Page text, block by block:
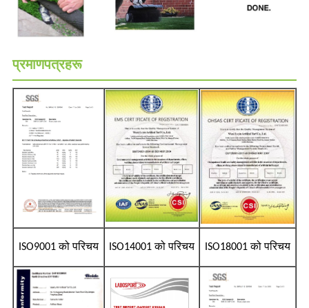
प्रमाणपत्रहरू
ISO9001 को परिचय ISO14001 को परिचय ISO18001 को परिचय